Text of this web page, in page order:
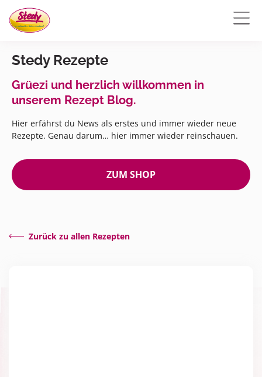
Stedy Rezepte
Grüezi und herzlich willkommen in
unserem Rezept Blog.
Hier erfährst du News als erstes und immer wieder neue
Rezepte. Genau darum… hier immer wieder reinschauen.
ZUM SHOP
Zurück zu allen Rezepten